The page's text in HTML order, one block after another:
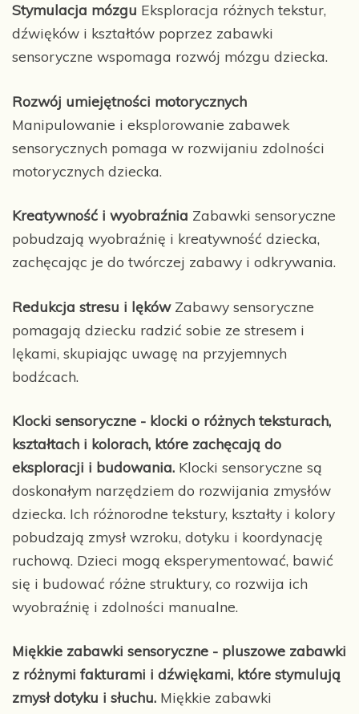
Stymulacja mózgu Eksploracja różnych tekstur,
dźwięków i kształtów poprzez zabawki
sensoryczne wspomaga rozwój mózgu dziecka.
Rozwój umiejętności motorycznych
Manipulowanie i eksplorowanie zabawek
sensorycznych pomaga w rozwijaniu zdolności
motorycznych dziecka.
Kreatywność i wyobraźnia Zabawki sensoryczne
pobudzają wyobraźnię i kreatywność dziecka,
zachęcając je do twórczej zabawy i odkrywania.
Redukcja stresu i lękówZabawy sensoryczne
pomagają dziecku radzić sobie ze stresem i
lękami, skupiając uwagę na przyjemnych
bodźcach.
Klocki sensoryczne - klocki o różnych teksturach,
kształtach i kolorach, które zachęcają do
eksploracji i budowania. Klocki sensoryczne są
doskonałym narzędziem do rozwijania zmysłów
dziecka. Ich różnorodne tekstury, kształty i kolory
pobudzają zmysł wzroku, dotyku i koordynację
ruchową. Dzieci mogą eksperymentować, bawić
się i budować różne struktury, co rozwija ich
wyobraźnię i zdolności manualne.
Miękkie zabawki sensoryczne - pluszowe zabawki
z różnymi fakturami i dźwiękami, które stymulują
zmysł dotyku i słuchu. Miękkie zabawki